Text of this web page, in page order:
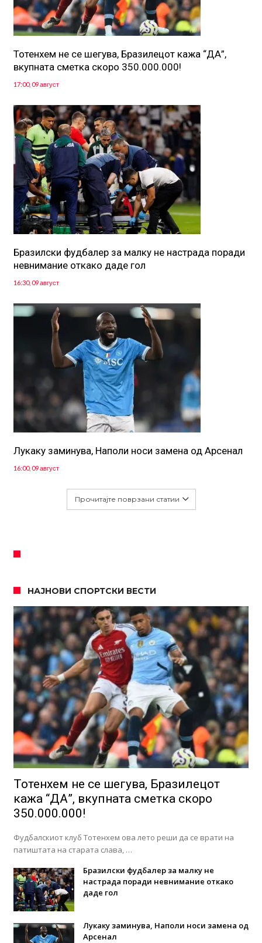
Тотенхем не се шегува, Бразилецот кажа “ДА”,
вкупната сметка скоро 350.000.000!
17:00, 09 август
Бразилски фудбалер за малку не настрада поради
невнимание откако даде гол
16:30, 09 август
Лукаку заминува, Наполи носи замена од Арсенал
16:00, 09 август
Прочитајте поврзани статии
НАЈНОВИ СПОРТСКИ ВЕСТИ
Тотенхем не се шегува, Бразилецот
кажа “ДА”, вкупната сметка скоро
350.000.000!
Фудбалскиот клуб Тотенхем ова лето реши да се врати на
патиштата на старата слава, …
Бразилски фудбалер за малку не
настрада поради невнимание откако
даде гол
Лукаку заминува, Наполи носи замена од
Арсенал